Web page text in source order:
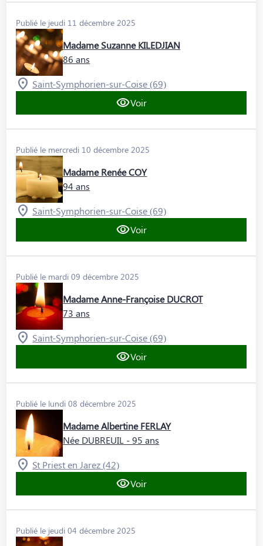
Publié le jeudi 11 décembre 2025
Madame Suzanne KILEDJIAN
86 ans
Saint-Symphorien-sur-Coise (69)
Voir
Publié le mercredi 10 décembre 2025
Madame Renée COY
94 ans
Saint-Symphorien-sur-Coise (69)
Voir
Publié le mardi 09 décembre 2025
Madame Anne-Françoise DUCROT
73 ans
Saint-Symphorien-sur-Coise (69)
Voir
Publié le lundi 08 décembre 2025
Madame Albertine FERLAY
Née DUBREUIL - 95 ans
St Priest en Jarez (42)
Voir
Publié le jeudi 04 décembre 2025